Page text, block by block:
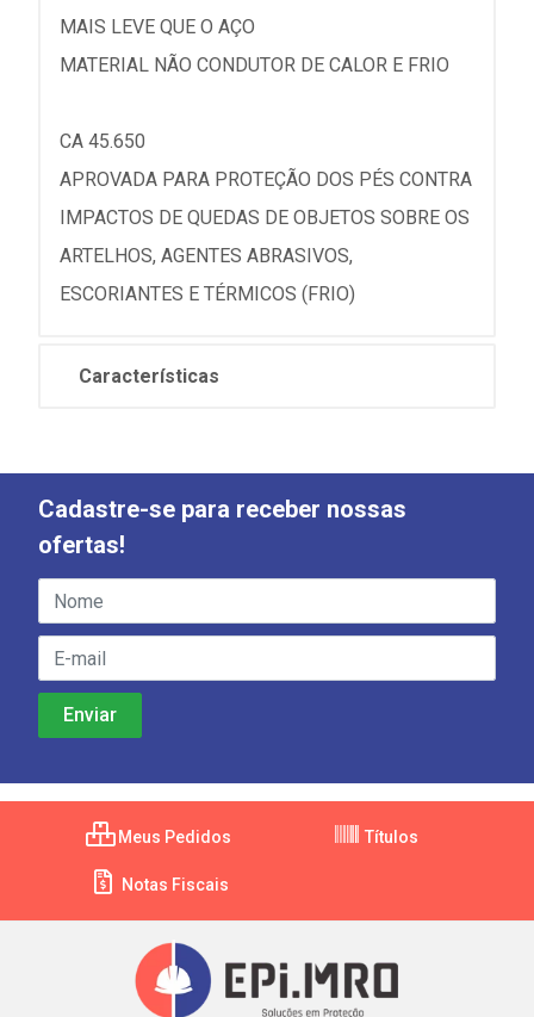
MAIS LEVE QUE O AÇO
MATERIAL NÃO CONDUTOR DE CALOR E FRIO
CA 45.650
APROVADA PARA PROTEÇÃO DOS PÉS CONTRA
IMPACTOS DE QUEDAS DE OBJETOS SOBRE OS
ARTELHOS, AGENTES ABRASIVOS,
ESCORIANTES E TÉRMICOS (FRIO)
Características
Cadastre-se para receber nossas
ofertas!
Meus Pedidos Títulos
Notas Fiscais